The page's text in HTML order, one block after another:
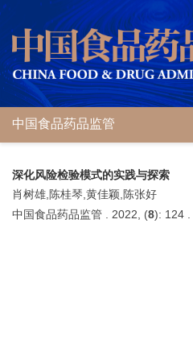
中国食品药品监管
深化风险检验模式的实践与探索
肖树雄,陈桂琴,黄佳颖,陈张好
中国食品药品监管 . 2022, (8): 124 .